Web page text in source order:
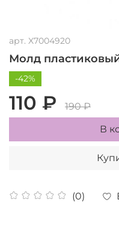
арт. X7004920
Молд
(0)
-42%
110 ₽
190 ₽
В